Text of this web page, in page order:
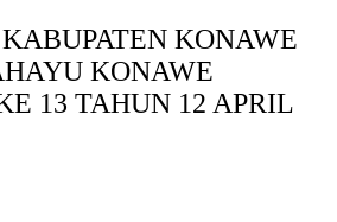
KONAWE
KONAWE
13 TAHUN 12 APRIL